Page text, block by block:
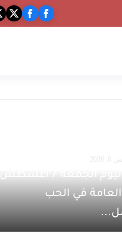
أبراج اليوم الجمعة 7 أغسطس
2026 العامة في الحب